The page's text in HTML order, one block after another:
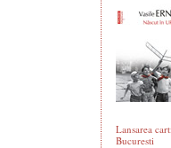
Lansarea
Bucuresti